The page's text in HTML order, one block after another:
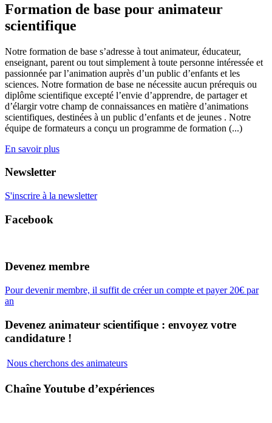
Formation de base pour animateur
scientifique
Notre formation de base s’adresse à tout animateur, éducateur,
enseignant, parent ou tout simplement à toute personne intéressée et
passionnée par l’animation auprès d’un public d’enfants et les
sciences. Notre formation de base ne nécessite aucun prérequis ou
diplôme scientifique excepté l’envie d’apprendre, de partager et
d’élargir votre champ de connaissances en matière d’animations
scientifiques, destinées à un public d’enfants et de jeunes . Notre
équipe de formateurs a conçu un programme de formation (...)
En savoir plus
Newsletter
S'inscrire à la newsletter
Facebook
Devenez membre
Pour devenir membre, il suffit de créer un compte et payer 20€ par
an
Devenez animateur scientifique : envoyez votre
candidature !
Nous cherchons des animateurs
Chaîne Youtube d’expériences